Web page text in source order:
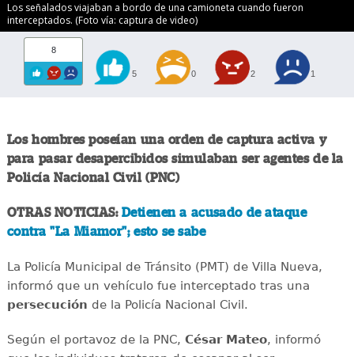
Los señalados viajaban a bordo de una camioneta cuando fueron
interceptados. (Foto vía: captura de video)
8
5 0 2 1
Los hombres poseían una orden de captura activa y
para pasar desapercibidos simulaban ser agentes de la
Policía Nacional Civil (PNC)
OTRAS NOTICIAS: Detienen a acusado de ataque
contra "La Miamor"; esto se sabe
La Policía Municipal de Tránsito (PMT) de Villa Nueva,
informó que un vehículo fue interceptado tras una
persecución de la Policía Nacional Civil.
Según el portavoz de la PNC, César Mateo, informó